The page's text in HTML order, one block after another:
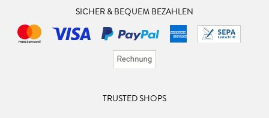
SICHER & BEQUEM BEZAHLEN
TRUSTED SHOPS